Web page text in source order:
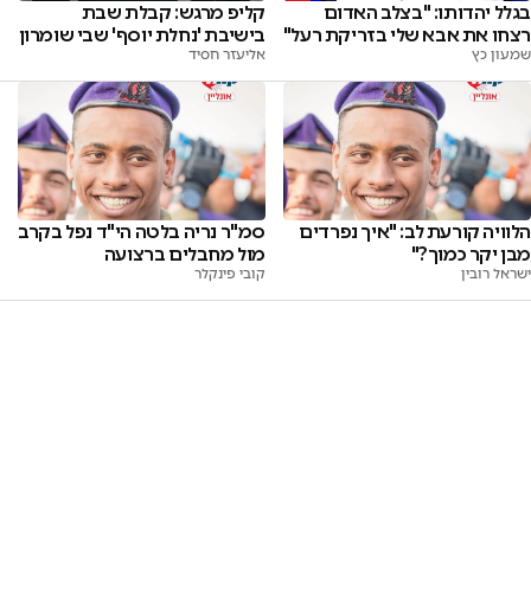
בגלל יהדותו: "בצלב האדום
רצחו את אבא שלי בזריקת רעל"
שמעון כץ
קליפ מרגש: קבלת שבת
בישיבת 'נחלת יוסף' שבי שומרון
אליעזר חסיד
הלוויה קורעת לב: "איך נפרדים
מבן יקר כמוך?"
ישראל רובין
סמ"ר נריה בלטה הי"ד נפל בקרב
מול מחבלים ברצועה
קובי פינקלר